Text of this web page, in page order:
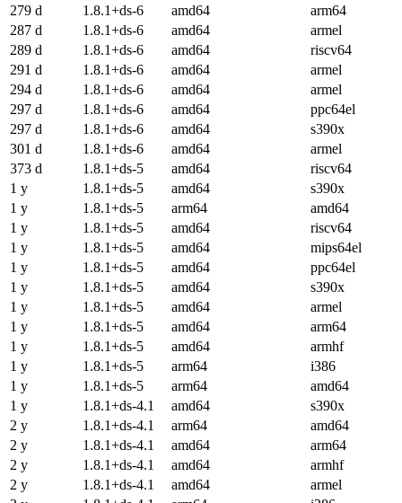
279 d
1.8.1+ds-6 amd64
arm64
287 d
1.8.1+ds-6 amd64
armel
289 d
1.8.1+ds-6 amd64
riscv64
291 d
1.8.1+ds-6 amd64
armel
294 d
1.8.1+ds-6 amd64
armel
297 d
1.8.1+ds-6 amd64
ppc64el
297 d
1.8.1+ds-6 amd64
s390x
301 d
1.8.1+ds-6 amd64
armel
373 d
1.8.1+ds-5 amd64
riscv64
1 y
1.8.1+ds-5 amd64
s390x
1 y
1.8.1+ds-5 arm64
amd64
1 y
1.8.1+ds-5 amd64
riscv64
1 y
1.8.1+ds-5 amd64
mips64el
1 y
1.8.1+ds-5 amd64
ppc64el
1 y
1.8.1+ds-5 amd64
s390x
1 y
1.8.1+ds-5 amd64
armel
1 y
1.8.1+ds-5 amd64
arm64
1 y
1.8.1+ds-5 amd64
armhf
1 y
1.8.1+ds-5 arm64
i386
1 y
1.8.1+ds-5 arm64
amd64
1 y
1.8.1+ds-4.1 amd64
s390x
2 y
1.8.1+ds-4.1 arm64
amd64
2 y
1.8.1+ds-4.1 amd64
arm64
2 y
1.8.1+ds-4.1 amd64
armhf
2 y
1.8.1+ds-4.1 amd64
armel